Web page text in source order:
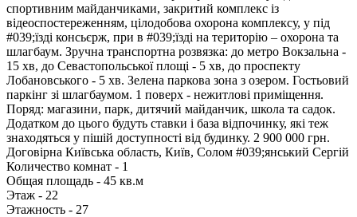
спортивним майданчиками, закритий комплекс із
відеоспостереженням, цілодобова охорона комплексу, у під
#039;їзді консьєрж, при в #039;їзді на територію – охорона та
шлагбаум. Зручна транспортна розвязка: до метро Вокзальна -
15 хв, до Севастопольської площі - 5 хв, до проспекту
Лобановського - 5 хв. Зелена паркова зона з озером. Гостьовий
паркінг зі шлагбаумом. 1 поверх - нежитлові приміщення.
Поряд: магазини, парк, дитячий майданчик, школа та садок.
Додатком до цього будуть ставки і база відпочинку, які теж
знаходяться у пішій доступності від будинку. 2 900 000 грн.
Договірна Київська область, Київ, Солом #039;янський Сергій
Количество комнат - 1
Общая площадь - 45 кв.м
Этаж - 22
Этажность - 27